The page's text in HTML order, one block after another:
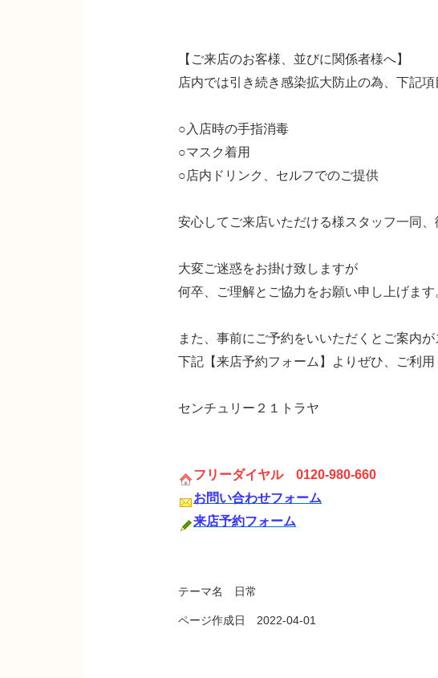
【ご来店のお客様、並びに関係者様へ】
店内では引き続き感染拡大防止の為、下記
○入店時の手指消毒
○マスク着用
○店内ドリンク、セルフでのご提供
安心してご来店いただける様スタッフ一同、
大変ご迷惑をお掛け致しますが
何卒、ご理解とご協力をお願い申し上げます
また、事前にご予約をいいただくとご案内が
下記【来店予約フォーム】よりぜひ、ご利用
センチュリー２１トラヤ
フリーダイヤル 0120-980-660
お問い合わせフォーム
来店予約フォーム
テーマ名 日常
ページ作成日 2022-04-01